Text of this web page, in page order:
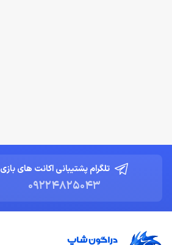
تلگرام پشتیبانی اکانت های بازی
09224825043